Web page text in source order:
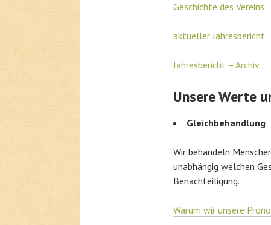
Geschichte des Vereins
aktueller Jahresbericht
Jahresbericht – Archiv
Unsere Werte
Gleichbehandlung
Wir behandeln
unabhängig welchen
Benachteiligung.
Warum wir unsere